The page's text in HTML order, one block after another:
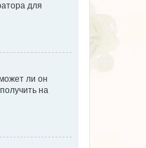
для
ли он
на